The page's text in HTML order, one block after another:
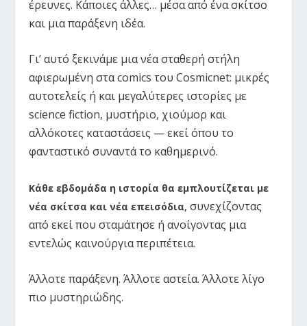
έρευνες. Κάποιες άλλες… μέσα από ένα σκίτσο
και μια παράξενη ιδέα.
Γι’ αυτό ξεκινάμε μια νέα σταθερή στήλη
αφιερωμένη στα comics του Cosmicnet: μικρές
αυτοτελείς ή και μεγαλύτερες ιστορίες με
science fiction, μυστήριο, χιούμορ και
αλλόκοτες καταστάσεις — εκεί όπου το
φανταστικό συναντά το καθημερινό.
Κάθε εβδομάδα η ιστορία θα εμπλουτίζεται με
νέα σκίτσα και νέα επεισόδια, συνεχίζοντας
από εκεί που σταμάτησε ή ανοίγοντας μια
εντελώς καινούργια περιπέτεια.
Άλλοτε παράξενη. Άλλοτε αστεία. Άλλοτε λίγο
πιο μυστηριώδης.